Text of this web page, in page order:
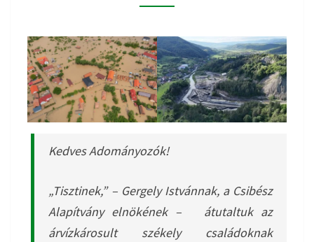
EGYÜTT!
Kedves Adományozók!
„Tisztinek,” – Gergely Istvánnak, a Csibész
Alapítvány elnökének – átutaltuk az
árvízkárosult székely családoknak